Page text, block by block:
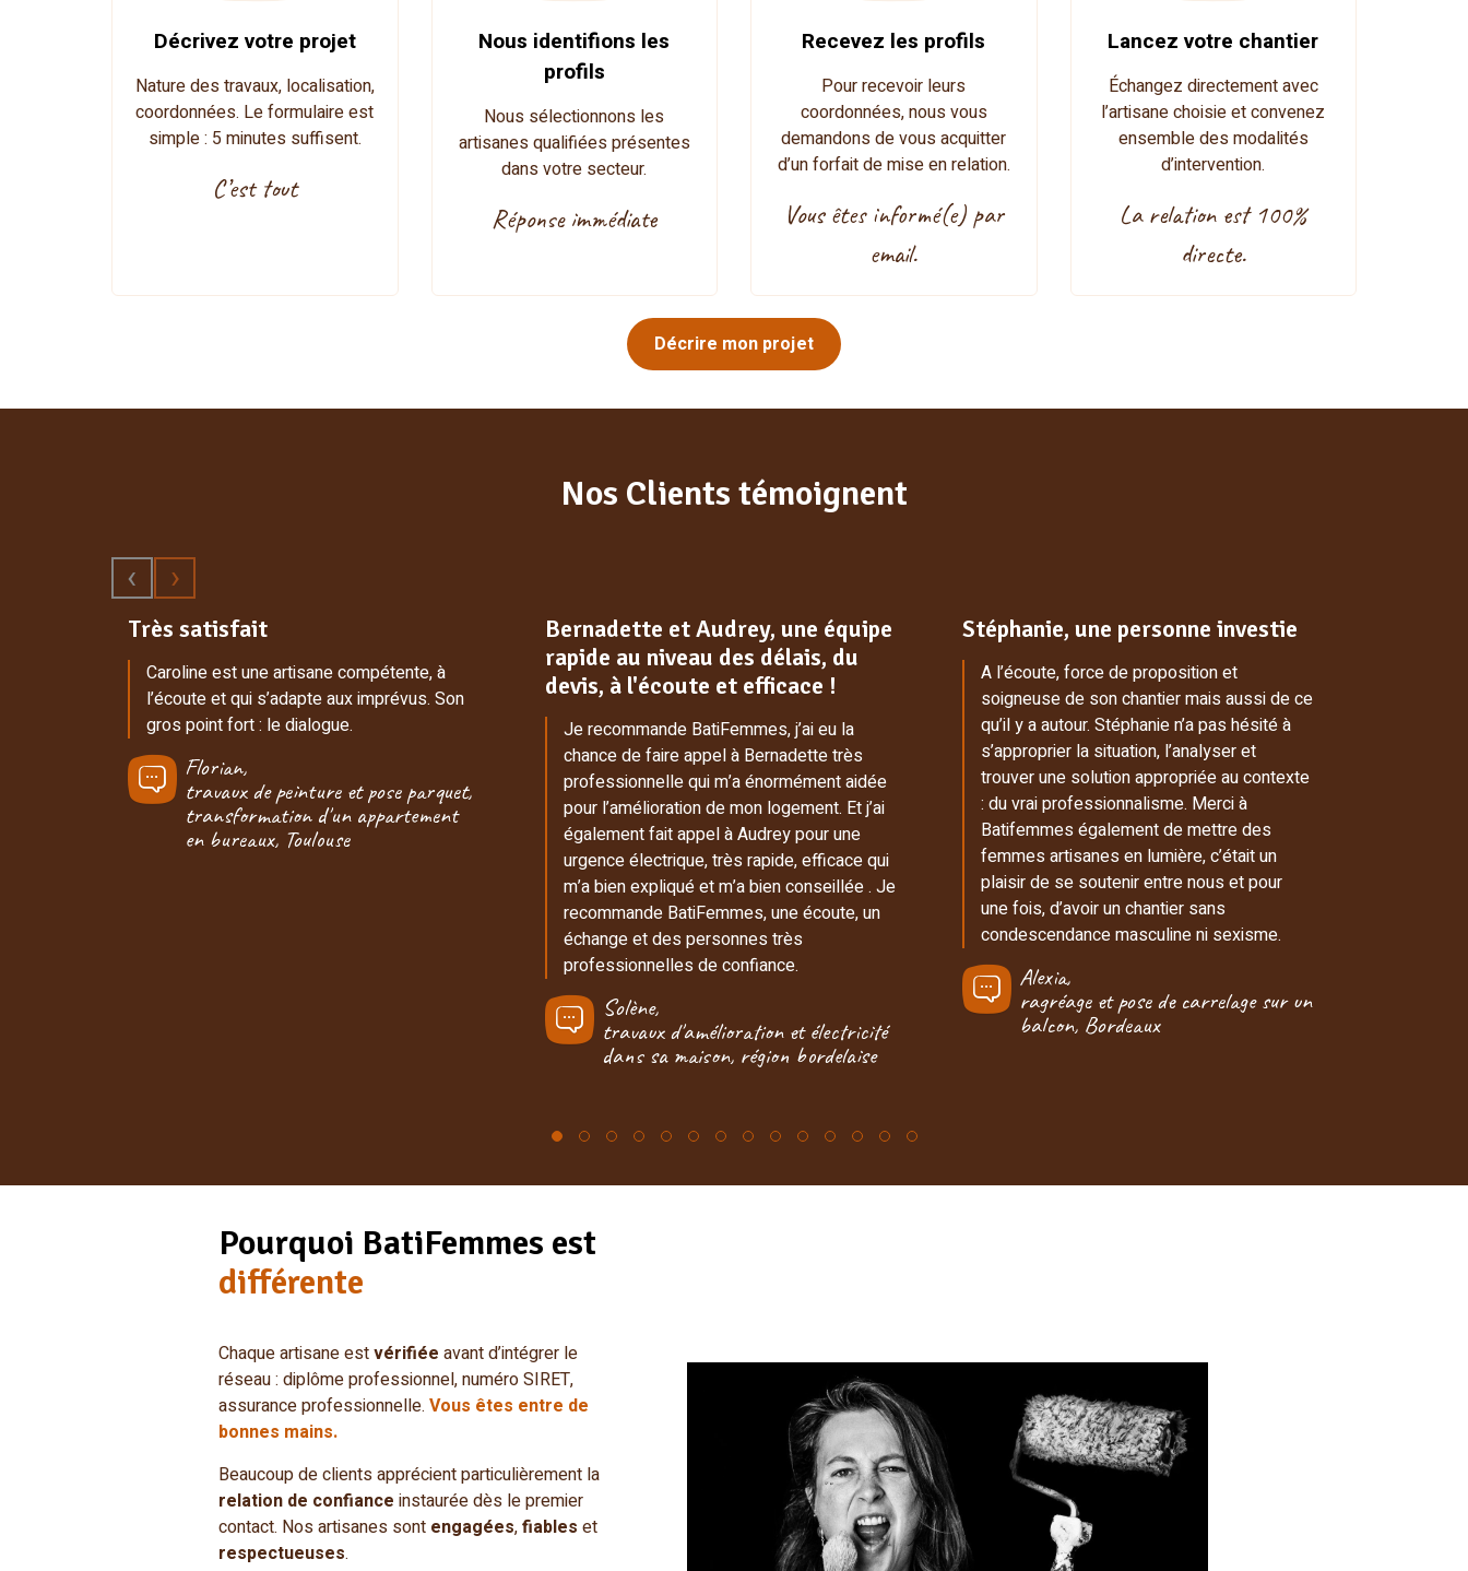
Décrivez votre projet
Nature des travaux, localisation,
coordonnées. Le formulaire est
simple : 5 minutes suffisent.
C’est tout
Nous identifions les
profils
Nous sélectionnons les
artisanes qualifiées présentes
dans votre secteur.
Réponse immédiate
Recevez les profils
Pour recevoir leurs
coordonnées, nous vous
demandons de vous acquitter
d’un forfait de mise en relation.
Vous êtes informé(e) par
email.
Lancez votre chantier
Échangez directement avec
l’artisane choisie et convenez
ensemble des modalités
d’intervention.
La relation est 100%
directe.
Décrire mon projet
Nos Clients témoignent
Très satisfait
Caroline est une artisane compétente, à
l’écoute et qui s’adapte aux imprévus. Son
gros point fort : le dialogue.
Florian,
travaux de peinture et pose parquet,
transformation d'un appartement
en bureaux, Toulouse
Bernadette et Audrey, une équipe
rapide au niveau des délais, du
devis, à l'écoute et efficace !
Je recommande BatiFemmes, j’ai eu la
chance de faire appel à Bernadette très
professionnelle qui m’a énormément aidée
pour l’amélioration de mon logement. Et j’ai
également fait appel à Audrey pour une
urgence électrique, très rapide, efficace qui
m’a bien expliqué et m’a bien conseillée . Je
recommande BatiFemmes, une écoute, un
échange et des personnes très
professionnelles de confiance.
Solène,
travaux d'amélioration et électricité
dans sa maison, région bordelaise
Stéphanie, une personne investie
A l’écoute, force de proposition et
soigneuse de son chantier mais aussi de ce
qu’il y a autour. Stéphanie n’a pas hésité à
s’approprier la situation, l’analyser et
trouver une solution appropriée au contexte
: du vrai professionnalisme. Merci à
Batifemmes également de mettre des
femmes artisanes en lumière, c’était un
plaisir de se soutenir entre nous et pour
une fois, d’avoir un chantier sans
condescendance masculine ni sexisme.
Alexia,
ragréage et pose de carrelage sur un
balcon, Bordeaux
Pourquoi BatiFemmes est
différente
Chaque artisane estvérifiée avant d’intégrer le
réseau : diplôme professionnel, numéro SIRET,
assurance professionnelle. Vous êtes entre de
bonnes mains.
Beaucoup de clients apprécient particulièrement la
relation de confiance instaurée dès le premier
contact. Nos artisanes sont engagées,fiables et
respectueuses.